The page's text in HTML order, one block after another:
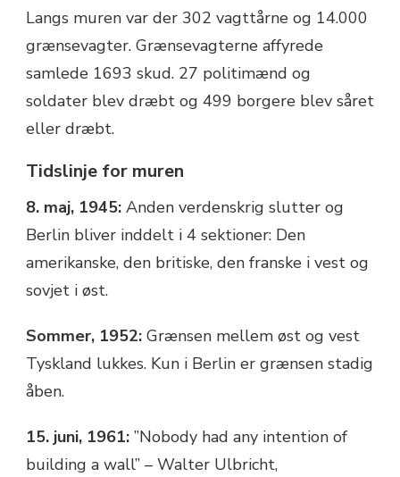
Langs muren var der 302 vagttårne og 14.000
grænsevagter. Grænsevagterne affyrede
samlede 1693 skud. 27 politimænd og
soldater blev dræbt og 499 borgere blev såret
eller dræbt.
Tidslinje for muren
8. maj, 1945: Anden verdenskrig slutter og
Berlin bliver inddelt i 4 sektioner: Den
amerikanske, den britiske, den franske i vest og
sovjet i øst.
Sommer, 1952: Grænsen mellem øst og vest
Tyskland lukkes. Kun i Berlin er grænsen stadig
åben.
15. juni, 1961: ”Nobody had any intention of
building a wall” – Walter Ulbricht,